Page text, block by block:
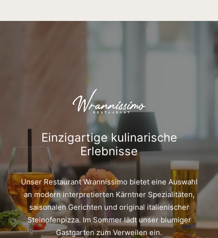
Einzigartige kulinarische
Erlebnisse
Unser Restaurant Wrannissimo bietet eine Auswahl
an modern interpretierten Kärntner Spezialitäten,
saisonalen Gerichten und original italienischer
Steinofenpizza. Im Sommer lädt unser blumiger
Gastgarten zum Verweilen ein.